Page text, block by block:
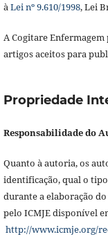
àLei nº 9.610/1998, Lei
A Cogitare
artigos aceitos para
Propriedade
Responsabilidade do
Quanto à autoria, os
identificação, qual o
durante a elaboração
pelo ICMJE disponível
http://www.icmje.org/